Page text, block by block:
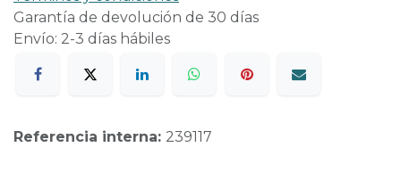
Garantía de devolución de 30 días
Envío: 2-3 días hábiles
Referencia interna: 239117